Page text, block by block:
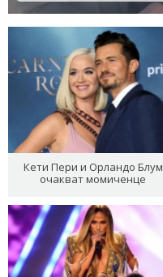
Кети Пери и Орландо Блум
очакват момиченце